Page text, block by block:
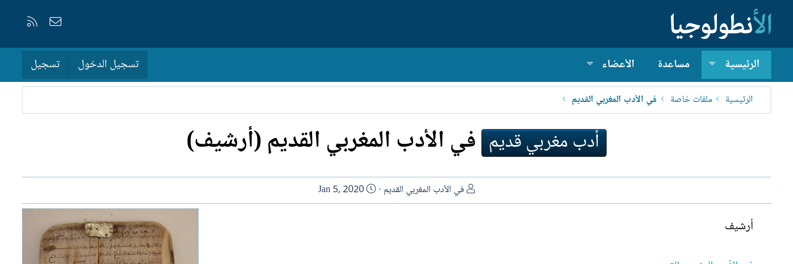
إتصل بنا
الرئيسية مساعدة الأعضاء تسجيل الدخول تسجيل
الرئيسية ملفات خاصة في الأدب المغربي القديم
أدب مغربي قديم في الأدب المغربي القديم (أرشيف)
ا
ل
في الأدب المغربي القديم
ت
ا
Jan 5, 2020
أرشيف